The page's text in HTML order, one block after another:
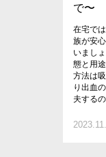
で〜
在宅で
族が安
いまし
態と用
方法は
り出血
夫する